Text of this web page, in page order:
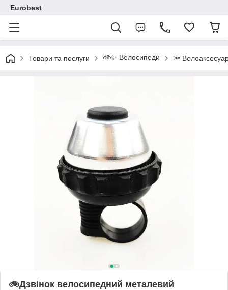
Eurobest
Товари та послуги 🚲✨ Велосипеди 🔦
🚲Дзвінок велосипедний металевий